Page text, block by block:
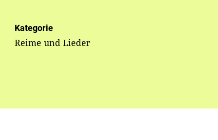
Kategorie
Reime und Lieder